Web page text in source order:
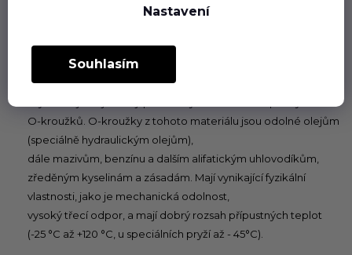
Nastavení
Souhlasím
zvoleném materiálu plní dlouhodobě svou funkci jak při
povolených pro příslušný pryžový materiál.
Butadien-akrylonitrilový kaučuk (NBR)
O-kroužků. O-kroužky z tohoto materiálu jsou odolné olejům
(speciálně hydraulickým olejům),
dále mazivům, benzínu a dalším alifatickým uhlovodíkům,
zředěným kyselinám a zásadám. Mají vynikající fyzikální
vlastnosti, jako je mechanická odolnost,
vysoký třecí odpor, a mají dobrý rozsah přípustných teplot
(-25 °C až +120 °C, u speciálních pryží až - 45°C).